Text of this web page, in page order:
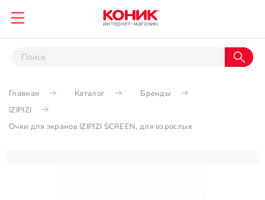
Главная Каталог
Бренды
IZIPIZI
Очки для экранов IZIPIZI SCREEN, для взрослых